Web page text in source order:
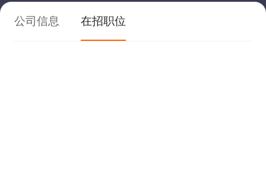
公司信息 在招职位